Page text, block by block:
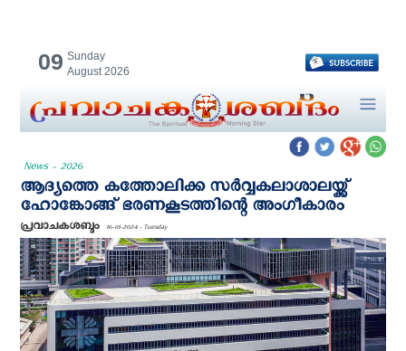
09 Sunday
August 2026
News - 2026
ആദ്യത്തെ കത്തോലിക്ക സർവ്വകലാശാലയ്ക്ക്
ഹോങ്കോങ്ങ് ഭരണകൂടത്തിന്റെ അംഗീകാരം
പ്രവാചകശബ്ദം 16-01-2024 - Tuesday